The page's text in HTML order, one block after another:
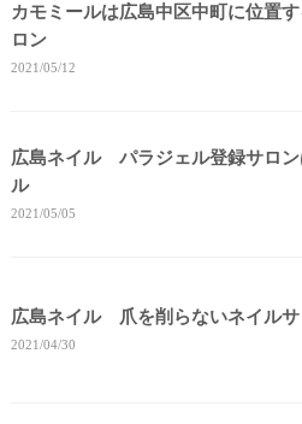
カモミールは広島中区中町に位置
ロン
2021/05/12
広島ネイル パラジェル登録サロン
ル
2021/05/05
広島ネイル 爪を削らないネイルサ
2021/04/30